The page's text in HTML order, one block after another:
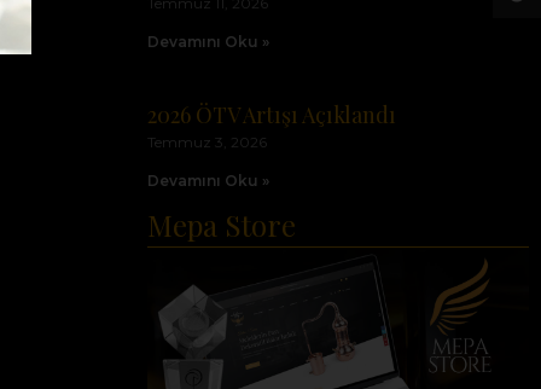
Devamını Oku »
2026 ÖTV Artışı Açıklandı
Temmuz 3, 2026
Devamını Oku »
Mepa Store